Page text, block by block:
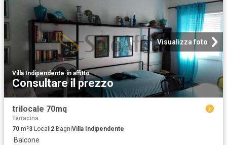
Visualizza foto
Villa Indipendente·in affitto
Consultare il prezzo
trilocale 70mq
Terracina
70 m²3 Locali2 BagniVilla Indipendente
·Balcone